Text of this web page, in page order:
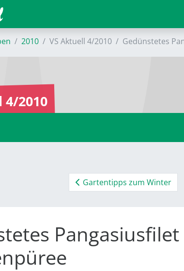
2010 VS Aktuell 4/2010 Gedünstetes
4/2010
Gartentipps zum Winter